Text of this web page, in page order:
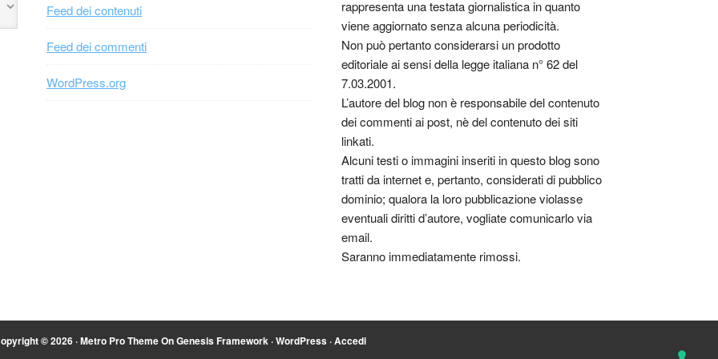
Feed dei contenuti
Feed dei commenti
WordPress.org
rappresenta una testata giornalistica in quanto
viene aggiornato senza alcuna periodicità.
Non può pertanto considerarsi un prodotto
editoriale ai sensi della legge italiana n° 62 del
7.03.2001.
L’autore del blog non è responsabile del contenuto
dei commenti ai post, nè del contenuto dei siti
linkati.
Alcuni testi o immagini inseriti in questo blog sono
tratti da internet e, pertanto, considerati di pubblico
dominio; qualora la loro pubblicazione violasse
eventuali diritti d’autore, vogliate comunicarlo via
email.
Saranno immediatamente rimossi.
© 2026 ·Metro Pro ThemeOnGenesis Framework·WordPress·Accedi